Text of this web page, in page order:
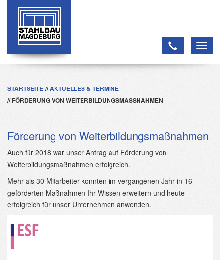
STARTSEITE
AKTUELLES & TERMINE
FÖRDERUNG VON WEITERBILDUNGSMASSNAHMEN
Förderung von Weiterbildungsmaßnahmen
Auch für 2018 war unser Antrag auf Förderung von
Weiterbildungsmaßnahmen erfolgreich.
Mehr als 30 Mitarbeiter konnten im vergangenen Jahr in 16
geförderten Maßnahmen Ihr Wissen erweitern und heute
erfolgreich für unser Unternehmen anwenden.